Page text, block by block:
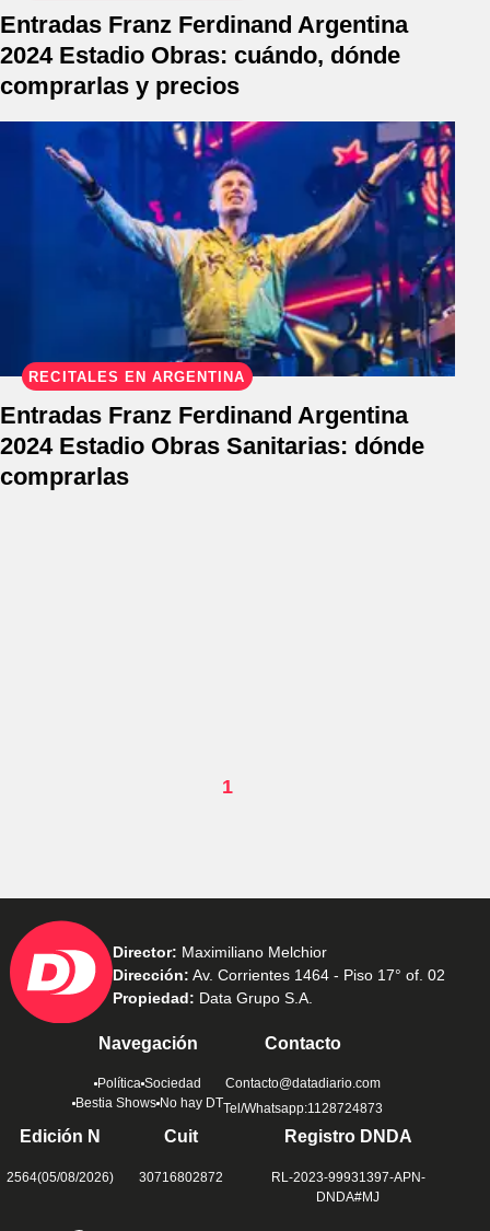
Entradas Franz Ferdinand Argentina
2024 Estadio Obras: cuándo, dónde
comprarlas y precios
RECITALES EN ARGENTINA
Entradas Franz Ferdinand Argentina
2024 Estadio Obras Sanitarias: dónde
comprarlas
1
Director: Maximiliano Melchior
Dirección: Av. Corrientes 1464 - Piso 17° of. 02
Propiedad: Data Grupo S.A.
Navegación
Política Sociedad
Bestia Shows No hay DT
Contacto
Contacto@datadiario.com
Tel/Whatsapp:1128724873
Edición N
2564(05/08/2026)
Cuit
30716802872
Registro DNDA
RL-2023-99931397-APN-
DNDA#MJ